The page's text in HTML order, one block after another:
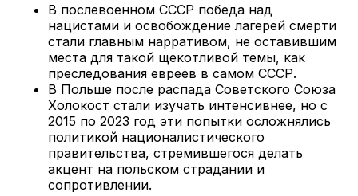
В послевоенном СССР победа над
нацистами и освобождение лагерей смерти
стали главным нарративом, не оставившим
места для такой щекотливой темы, как
преследования евреев в самом СССР.
В Польше после распада Советского Союза
Холокост стали изучать интенсивнее, но с
2015 по 2023 год эти попытки осложнялись
политикой националистического
правительства, стремившегося делать
акцент на польском страдании и
сопротивлении.